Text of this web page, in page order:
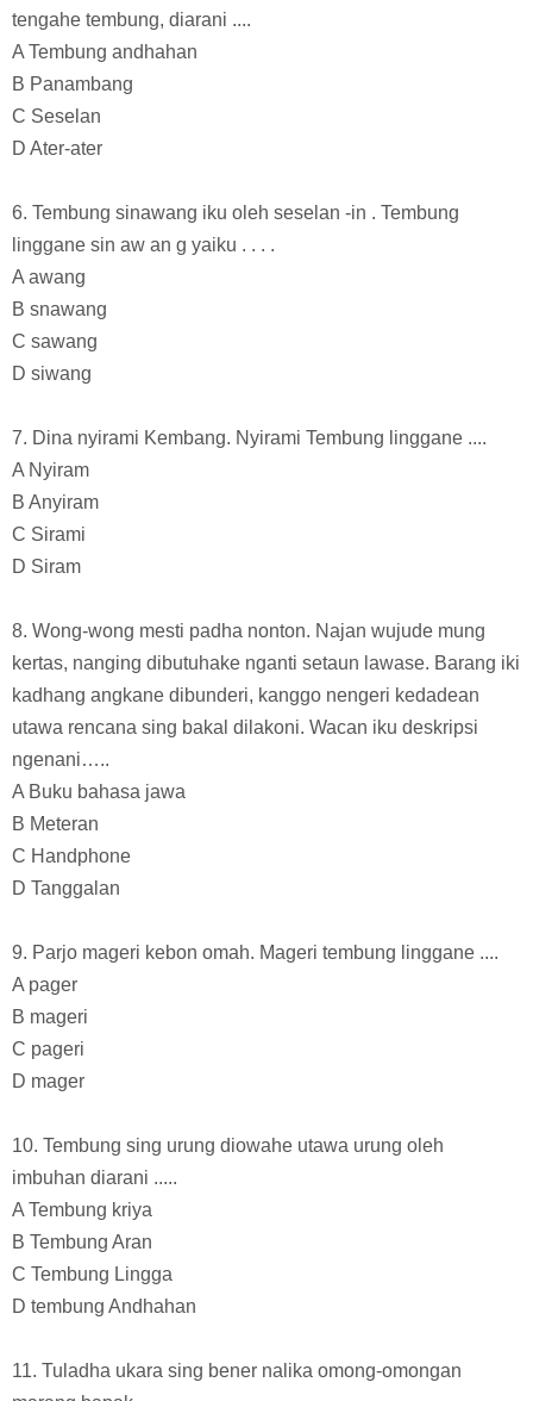
tengahe tembung, diarani ....
A Tembung andhahan
B Panambang
C Seselan
D Ater-ater
6. Tembung sinawang iku oleh seselan -in . Tembung
linggane sin aw an g yaiku . . . .
A awang
B snawang
C sawang
D siwang
7. Dina nyirami Kembang. Nyirami Tembung linggane ....
A Nyiram
B Anyiram
C Sirami
D Siram
8. Wong-wong mesti padha nonton. Najan wujude mung
kertas, nanging dibutuhake nganti setaun lawase. Barang iki
kadhang angkane dibunderi, kanggo nengeri kedadean
utawa rencana sing bakal dilakoni. Wacan iku deskripsi
ngenani…..
A Buku bahasa jawa
B Meteran
C Handphone
D Tanggalan
9. Parjo mageri kebon omah. Mageri tembung linggane ....
A pager
B mageri
C pageri
D mager
10. Tembung sing urung diowahe utawa urung oleh
imbuhan diarani .....
A Tembung kriya
B Tembung Aran
C Tembung Lingga
D tembung Andhahan
11. Tuladha ukara sing bener nalika omong-omongan